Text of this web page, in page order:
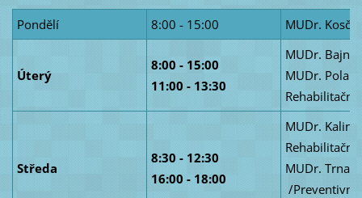
Pondělí 8:00 - 15:00 MUDr.
Úterý
8:00 - 15:00
11:00 - 13:30
MUDr. Bajnar
MUDr.
Středa
8:30 - 12:30
16:00 - 18:00
MUDr.
Rehabilitační
MUDr.
/Preventivní